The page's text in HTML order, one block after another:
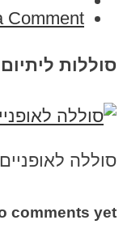
Comment
סוללות ליתיום
סוללה
comments yet.